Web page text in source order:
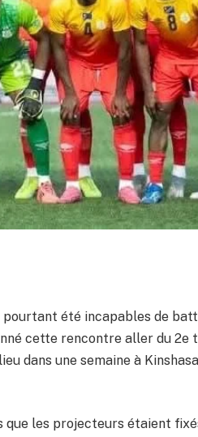
pourtant été incapables de
cette rencontre aller du 2e
dans une semaine à
que les projecteurs étaient